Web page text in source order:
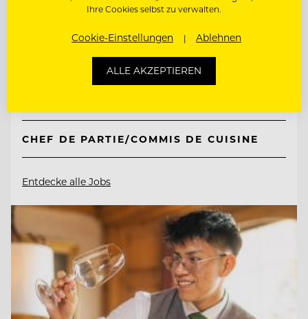
7081 Schützen bei Wien am Neusiedlersee,
CHEF DE PARTIE/COMMIS DE CUISINE
Entdecke alle Jobs
Ihre Cookies selbst zu verwalten.
Cookie-Einstellungen Ablehnen
ALLE AKZEPTIEREN